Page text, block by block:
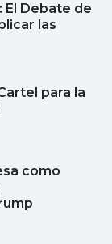
El Debate de
las
para la
como